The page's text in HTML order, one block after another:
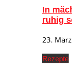
In
ruhig
23.
Rezepte